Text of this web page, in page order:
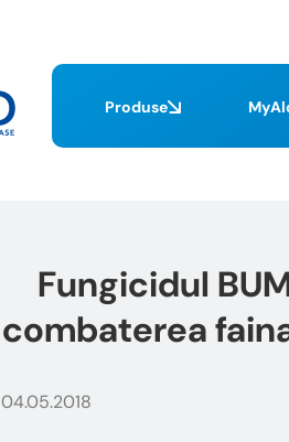
Produse
Fungicidul
combaterea
04.05.2018